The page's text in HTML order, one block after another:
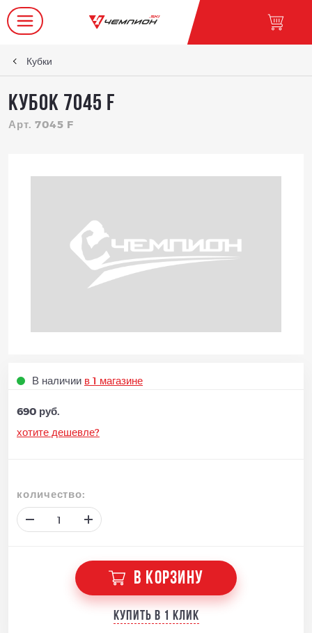
Кубки
КУБОК 7045 F
Арт. 7045 F
В наличии в 1 магазине
690 руб.
хотите дешевле?
количество:
В КОРЗИНУ
Купить в 1 клик